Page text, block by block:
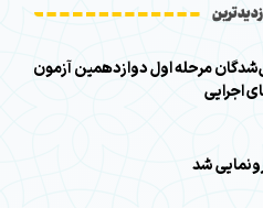
مرحله اول دوازدهمین آزمون
اجرایی
شد